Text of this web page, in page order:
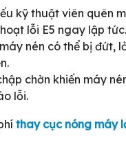
kỹ thuật viên quên
lỗi E5 ngay lập tức.
nén có thể bị đứt,
chờn khiến máy
lỗi.
thay cục nóng máy